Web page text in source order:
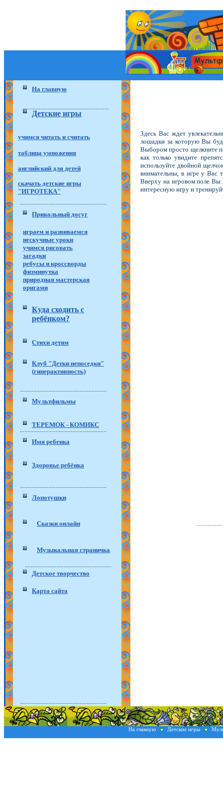
На главную
Детские игры
учимся читать и считать
таблица умножения
английский для детей
скачать детские игры
"ИГРОТЕКА"
Прикольный досуг
играем и развиваемся
нескучные уроки
учимся рисовать
загадки
ребусы и кроссворды
физминутка
природная мастерская
оригами
Куда сходить с
ребёнком?
Стихи детям
Клуб "Детки непоседки"
(гиперактивность)
Мультфильмы
ТЕРЕМОК - КОМИКС
Имя ребенка
Здоровье ребёнка
Лопотушки
Сказки онлайн
Музыкальная страничка
Детское творчество
Карта сайта
Здесь Вас ждет
лошадки за которую Вы
Выбором просто щелкните
как только увидите
используйте двойной
внимательны, в игре у Вас
Вверху на игровом поле Вы
интересную игру и
На главную Детские игры